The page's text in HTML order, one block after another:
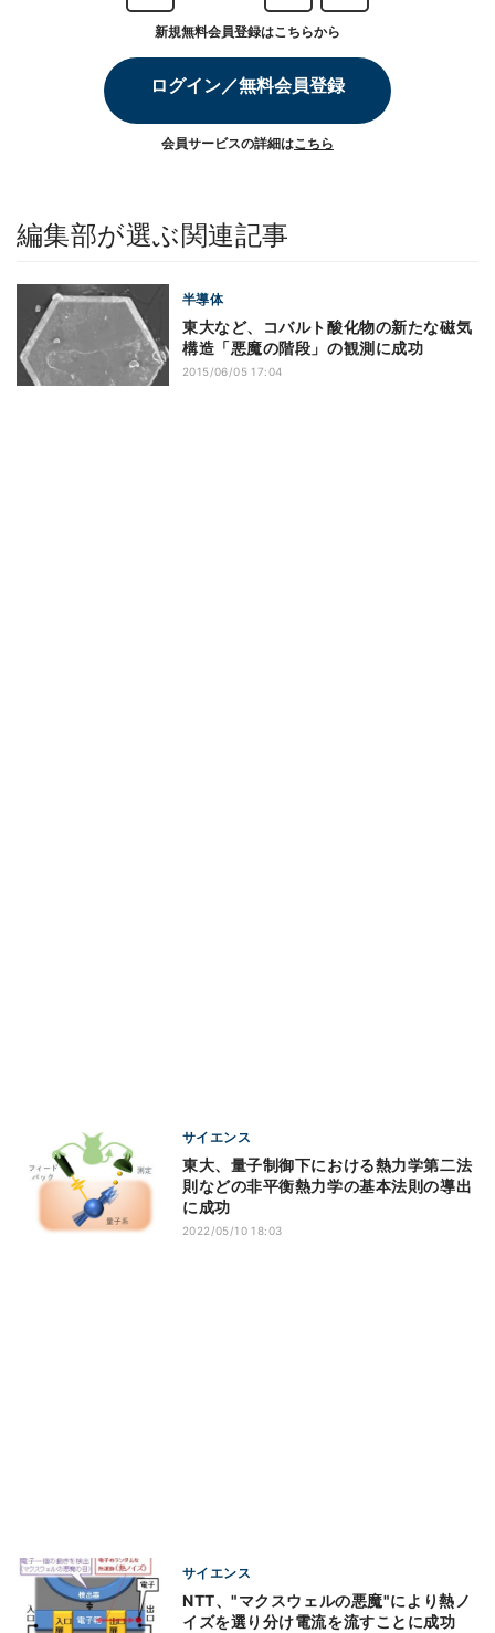
新規無料会員登録はこちらから
ログイン／無料会員登録
会員サービスの詳細はこちら
編集部が選ぶ関連記事
半導体
東大など、コバルト酸化物の新たな磁気
構造「悪魔の階段」の観測に成功
2015/06/05 17:04
サイエンス
東大、量子制御下における熱力学第二法
則などの非平衡熱力学の基本法則の導出
に成功
2022/05/10 18:03
サイエンス
NTT、"マクスウェルの悪魔"により熱ノ
イズを選り分け電流を流すことに成功